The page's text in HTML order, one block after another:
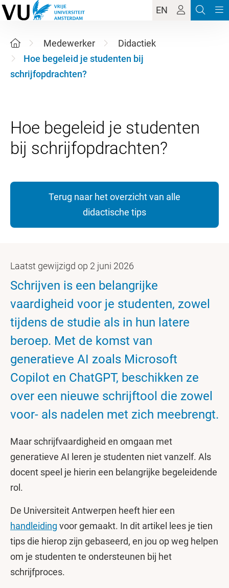
EN
Medewerker
Didactiek
Hoe begeleid je studenten bij
schrijfopdrachten?
Hoe begeleid je studenten
Terug naar het overzicht van alle
didactische tips
Laatst gewijzigd op 2 juni 2026
Schrijven is een belangrijke
vaardigheid voor je studenten, zowel
tijdens de studie als in hun latere
beroep. Met de komst van
generatieve AI zoals Microsoft
Copilot en ChatGPT, beschikken ze
over een nieuwe schrijftool die zowel
voor- als nadelen met zich meebrengt.
Maar schrijfvaardigheid en omgaan met
generatieve AI leren je studenten niet vanzelf. Als
docent speel je hierin een belangrijke begeleidende
rol.
De Universiteit Antwerpen heeft hier een
handleiding voor gemaakt. In dit artikel lees je tien
tips die hierop zijn gebaseerd, en jou op weg helpen
om je studenten te ondersteunen bij het
schrijfproces.